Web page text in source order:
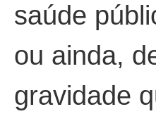
saúde
ou ainda,
gravidade